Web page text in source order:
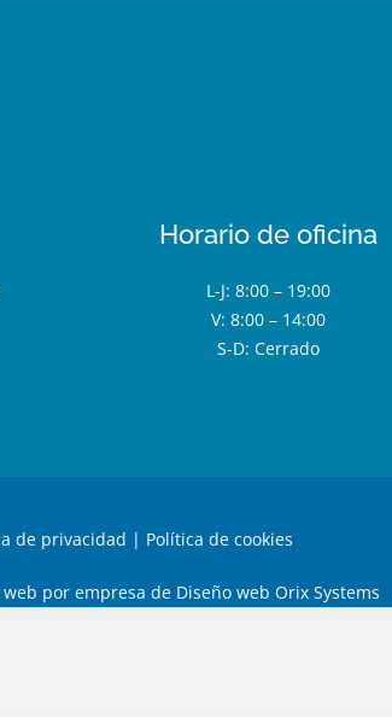
Horario de oficina
L-J: 8:00 – 19:00
V: 8:00 – 14:00
S-D: Cerrado
de privacidad | Política de cookies
por empresa de Diseño web Orix Systems